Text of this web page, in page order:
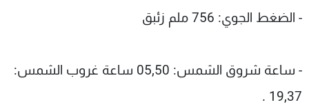
- الضغط الجوي: 756 ملم زئبق
- ساعة شروق الشمس: 05,50 ساعة غروب الشمس:
19,37 .